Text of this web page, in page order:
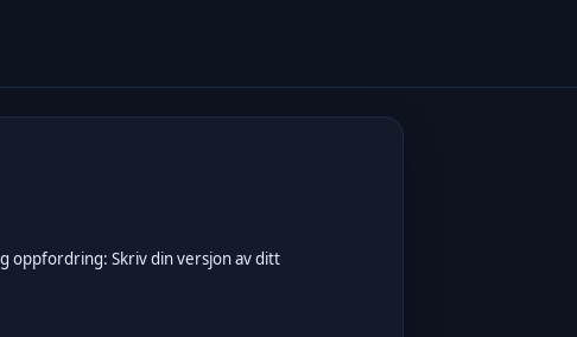
oppfordring: Skriv din versjon av ditt